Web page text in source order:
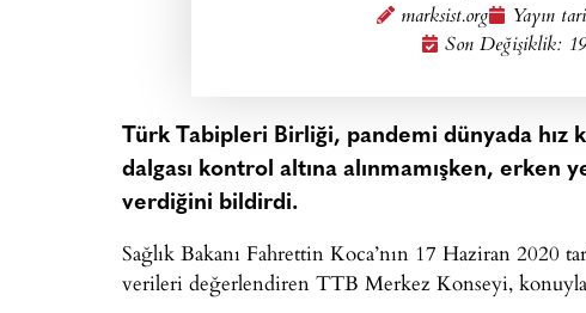
marksist.org Yayın
Son Değişiklik:
Türk Tabipleri Birliği, pandemi dünyada hız
dalgası kontrol altına alınmamışken, erken
verdiğini bildirdi.
Sağlık Bakanı Fahrettin Koca’nın 17 Haziran 2020
verileri değerlendiren TTB Merkez Konseyi, konuyla